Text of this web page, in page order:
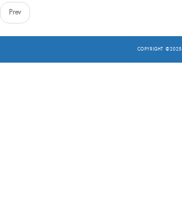
Prev
COPYRIGHT ©2025